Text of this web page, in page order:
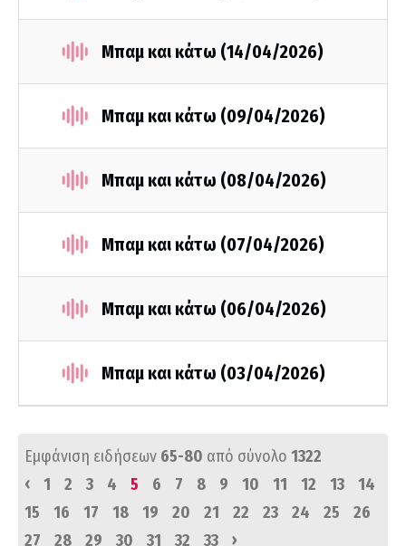
Μπαμ και κάτω (14/04/2026)
Μπαμ και κάτω (09/04/2026)
Μπαμ και κάτω (08/04/2026)
Μπαμ και κάτω (07/04/2026)
Μπαμ και κάτω (06/04/2026)
Μπαμ και κάτω (03/04/2026)
Εμφάνιση ειδήσεων 65-80 από σύνολο 1322
‹
1 2 3 4 5 6 7 8 9 10 11 12 13
14
15
16 17 18 19 20 21 22 23 24 25
26
27
28 29 30 31 32 33 ›